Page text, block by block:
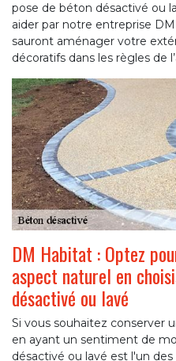
pose de béton désactivé ou
aider par notre entreprise
sauront aménager votre
décoratifs dans les règles de
DM Habitat : Optez
aspect naturel en
désactivé ou lavé
Si vous souhaitez conserver
en ayant un sentiment de
désactivé ou lavé est l'un